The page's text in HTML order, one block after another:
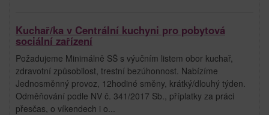
Kuchař/ka v Centrální kuchyni pro pobytová
sociální zařízení
Požadujeme Minimálně SŠ s výučním listem obor kuchař,
zdravotní způsobilost, trestní bezúhonnost. Nabízíme
Jednosměnný provoz, 12hodiné směny, krátký/dlouhý týden.
Odměňování podle NV č. 341/2017 Sb., příplatky za práci
přesčas, o víkendech i o...